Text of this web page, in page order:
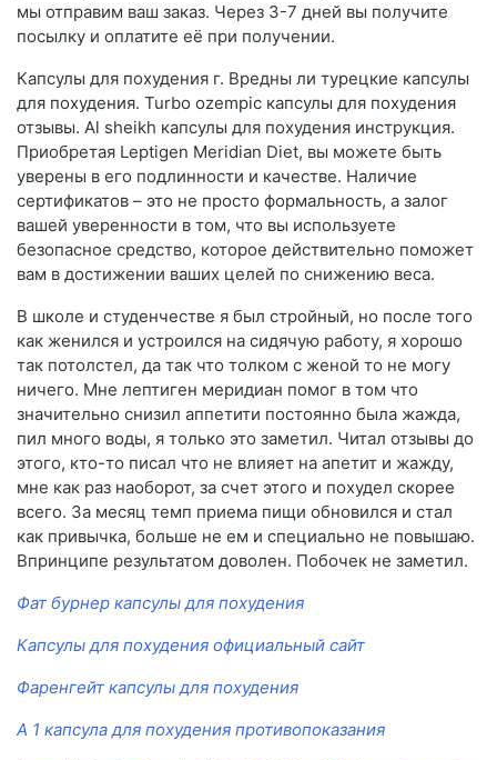
мы отправим ваш заказ. Через 3-7 дней вы получите
посылку и оплатите её при получении.
Капсулы для похудения г. Вредны ли турецкие капсулы
для похудения. Turbo ozempic капсулы для похудения
отзывы. Al sheikh капсулы для похудения инструкция.
Приобретая Leptigen Meridian Diet, вы можете быть
уверены в его подлинности и качестве. Наличие
сертификатов – это не просто формальность, а залог
вашей уверенности в том, что вы используете
безопасное средство, которое действительно поможет
вам в достижении ваших целей по снижению веса.
В школе и студенчестве я был стройный, но после того
как женился и устроился на сидячую работу, я хорошо
так потолстел, да так что толком с женой то не могу
ничего. Мне лептиген меридиан помог в том что
значительно снизил аппетити постоянно была жажда,
пил много воды, я только это заметил. Читал отзывы до
этого, кто-то писал что не влияет на апетит и жажду,
мне как раз наоборот, за счет этого и похудел скорее
всего. За месяц темп приема пищи обновился и стал
как привычка, больше не ем и специально не повышаю.
Впринципе результатом доволен. Побочек не заметил.
Фат бурнер капсулы для похудения
Капсулы для похудения официальный сайт
Фаренгейт капсулы для похудения
А 1 капсула для похудения противопоказания